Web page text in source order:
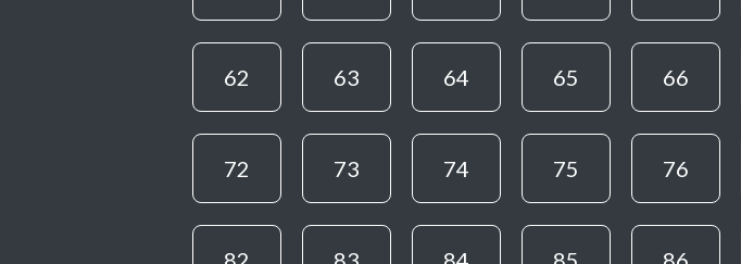
62 63 64 65 66
72 73 74 75 76